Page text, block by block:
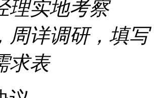
理实地考察
周详调研，填写
求表